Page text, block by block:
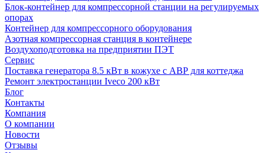
Блок-контейнер для компрессорной станции на регулируемых
опорах
Контейнер для компрессорного оборудования
Азотная компрессорная станция в контейнере
Воздухоподготовка на предприятии ПЭТ
Сервис
Поставка генератора 8.5 кВт в кожухе с АВР для коттеджа
Ремонт электростанции Iveco 200 кВт
Блог
Контакты
Компания
О компании
Новости
Отзывы